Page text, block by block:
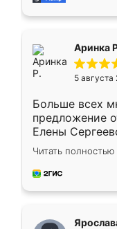
Аринка
5 августа
Больше всех
предложение
Елены
короткие
для замера
предложил по
Читать полностью